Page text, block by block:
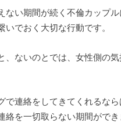
ない期間が続く不倫カップ
いでおく大切な行動です。
、ないのとでは、女性側の
で連絡をしてきてくれるな
絡を一切取らない期間ができ